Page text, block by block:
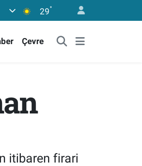
29°
Çevre
itibaren firari